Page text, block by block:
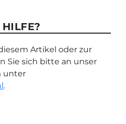
Artikel oder zur
Sie sich bitte an unser
unter
.